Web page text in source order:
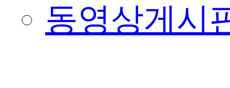
동영상게시